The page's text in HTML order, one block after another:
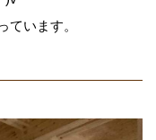
ています。